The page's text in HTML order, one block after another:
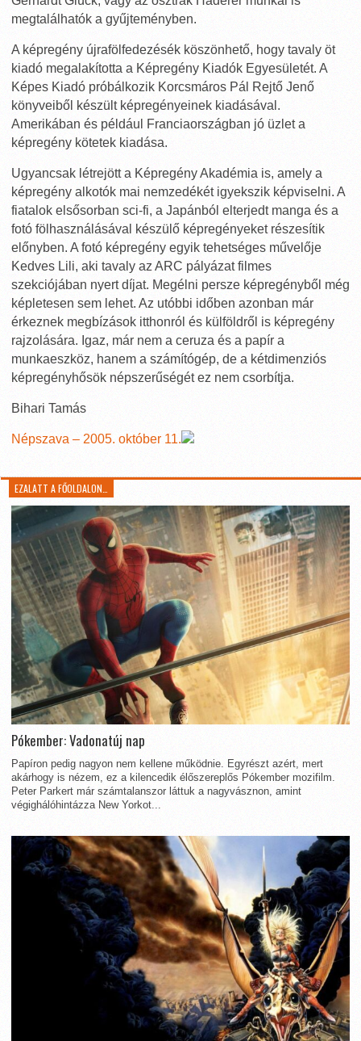
megtalálhatók a gyűjteményben.
A képregény újrafölfedezésék köszönhető, hogy tavaly öt
kiadó megalakította a Képregény Kiadók Egyesületét. A
Képes Kiadó próbálkozik Korcsmáros Pál Rejtő Jenő
könyveiből készült képregényeinek kiadásával.
Amerikában és például Franciaországban jó üzlet a
képregény kötetek kiadása.
Ugyancsak létrejött a Képregény Akadémia is, amely a
képregény alkotók mai nemzedékét igyekszik képviselni. A
fiatalok elsősorban sci-fi, a Japánból elterjedt manga és a
fotó fölhasználásával készülő képregényeket részesítik
előnyben. A fotó képregény egyik tehetséges művelője
Kedves Lili, aki tavaly az ARC pályázat filmes
szekciójában nyert díjat. Megélni persze képregényből még
képletesen sem lehet. Az utóbbi időben azonban már
érkeznek megbízások itthonról és külföldről is képregény
rajzolására. Igaz, már nem a ceruza és a papír a
munkaeszköz, hanem a számítógép, de a kétdimenziós
képregényhősök népszerűségét ez nem csorbítja.
Bihari Tamás
Népszava – 2005. október 11.
EZALATT A FŐOLDALON…
Pókember: Vadonatúj nap
Papíron pedig nagyon nem kellene működnie. Egyrészt azért, mert
akárhogy is nézem, ez a kilencedik élőszereplős Pókember mozifilm.
Peter Parkert már számtalanszor láttuk a nagyvásznon, amint
végighálóhintázza New Yorkot...